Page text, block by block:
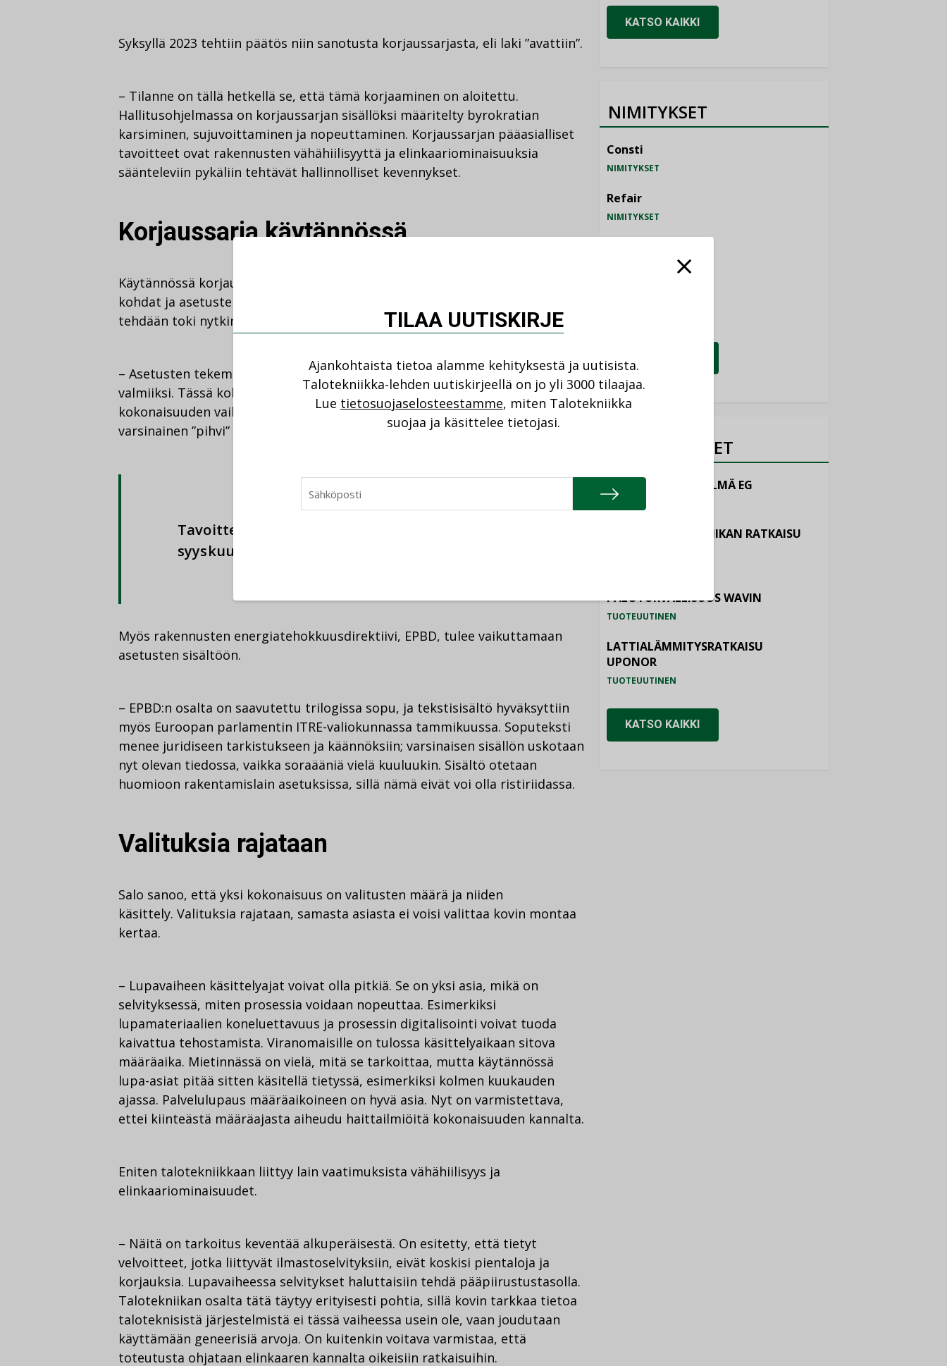
Syksyllä 2023 tehtiin päätös niin sanotusta korjaussarjasta, eli laki ”avattiin”.
– Tilanne on tällä hetkellä se, että tämä korjaaminen on aloitettu.
Hallitusohjelmassa on korjaussarjan sisällöksi määritelty byrokratian
karsiminen, sujuvoittaminen ja nopeuttaminen. Korjaussarjan pääasialliset
tavoitteet ovat rakennusten vähähiilisyyttä ja elinkaariominaisuuksia
säänteleviin pykäliin tehtävät hallinnolliset kevennykset.
Korjaussarja käytännössä
Käytännössä korjaussarjalla tarkoitetaan sitä, että laista avataan tietyt
kohdat ja asetusten laatiminen on laitettu jäihin. Taustavalmisteluja
tehdään toki nytkin.
– Asetusten tekeminen aloitetaan sitten, kun korjaussarjan sisältö saadaan
valmiiksi. Tässä kohtaa ei vielä pystytä oikein sanomaan, mikä
kokonaisuuden vaikutus tulee olemaan, sillä asetuksia ei vielä ole. Säädösten
varsinainen ”pihvi” on usein asetuksissa.
Tavoitteena on, että esitys menisi eduskuntaan
syyskuussa ja tulisi voimaan ensi vuoden alussa.
Myös rakennusten energiatehokkuusdirektiivi, EPBD, tulee vaikuttamaan
asetusten sisältöön.
– EPBD:n osalta on saavutettu trilogissa sopu, ja tekstisisältö hyväksyttiin
myös Euroopan parlamentin ITRE-valiokunnassa tammikuussa. Soputeksti
menee juridiseen tarkistukseen ja käännöksiin; varsinaisen sisällön uskotaan
nyt olevan tiedossa, vaikka soraääniä vielä kuuluukin. Sisältö otetaan
huomioon rakentamislain asetuksissa, sillä nämä eivät voi olla ristiriidassa.
Valituksia rajataan
Salo sanoo, että yksi kokonaisuus on valitusten määrä ja niiden
käsittely. Valituksia rajataan, samasta asiasta ei voisi valittaa kovin montaa
kertaa.
– Lupavaiheen käsittelyajat voivat olla pitkiä. Se on yksi asia, mikä on
selvityksessä, miten prosessia voidaan nopeuttaa. Esimerkiksi
lupamateriaalien koneluettavuus ja prosessin digitalisointi voivat tuoda
kaivattua tehostamista. Viranomaisille on tulossa käsittelyaikaan sitova
määräaika. Mietinnässä on vielä, mitä se tarkoittaa, mutta käytännössä
lupa-asiat pitää sitten käsitellä tietyssä, esimerkiksi kolmen kuukauden
ajassa. Palvelulupaus määräaikoineen on hyvä asia. Nyt on varmistettava,
ettei kiinteästä määräajasta aiheudu haittailmiöitä kokonaisuuden kannalta.
Eniten talotekniikkaan liittyy lain vaatimuksista vähähiilisyys ja
elinkaariominaisuudet.
– Näitä on tarkoitus keventää alkuperäisestä. On esitetty, että tietyt
velvoitteet, jotka liittyvät ilmastoselvityksiin, eivät koskisi pientaloja ja
korjauksia. Lupavaiheessa selvitykset haluttaisiin tehdä pääpiirustustasolla.
Talotekniikan osalta tätä täytyy erityisesti pohtia, sillä kovin tarkkaa tietoa
taloteknisistä järjestelmistä ei tässä vaiheessa usein ole, vaan joudutaan
käyttämään geneerisiä arvoja. On kuitenkin voitava varmistaa, että
toteutusta ohjataan elinkaaren kannalta oikeisiin ratkaisuihin.
KATSO KAIKKI
NIMITYKSET
Consti
NIMITYKSET
Refair
NIMITYKSET
KATSO KAIKKI
TUOTEUUTISET
HALLINTAJÄRJESTELMÄ EG
TUOTEUUTINEN
ILMASTOINTITEKNIIKAN RATKAISU
PALOTURVALLISUUS WAVIN
TUOTEUUTINEN
LATTIALÄMMITYSRATKAISU
UPONOR
TUOTEUUTINEN
KATSO KAIKKI
TILAA UUTISKIRJE
Ajankohtaista tietoa alamme kehityksestä ja uutisista.
Talotekniikka-lehden uutiskirjeellä on jo yli 3000 tilaajaa.
Lue tietosuojaselosteestamme, miten Talotekniikka
suojaa ja käsittelee tietojasi.